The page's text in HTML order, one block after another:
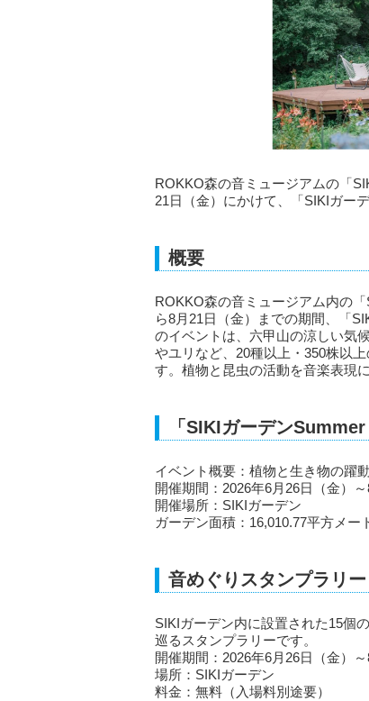
ROKKO森の音ミュージアムの「
21日（金）にかけて、「SIKIガー
概要
ROKKO森の音ミュージアム内の
ら8月21日（金）までの期間、「
のイベントは、六甲山の涼しい気
やユリなど、20種以上・350株以
す。植物と昆虫の活動を音楽表現
「SIKIガーデン
イベント概要：植物と生き物の躍
開催期間：2026年6月26日（金）～
開催場所：SIKIガーデン
ガーデン面積：16,010.77平方メー
音めぐりスタンプラリ
SIKIガーデン内に設置された15個
巡るスタンプラリーです。
開催期間：2026年6月26日（金）～
場所：SIKIガーデン
料金：無料（入場料別途要）